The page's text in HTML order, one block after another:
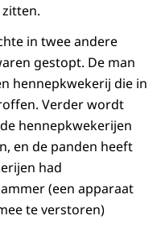
in twee andere
gestopt. De man
hennepkwekerij die in
Verder wordt
hennepkwekerijen
en de panden heeft
had
(een apparaat
te verstoren)